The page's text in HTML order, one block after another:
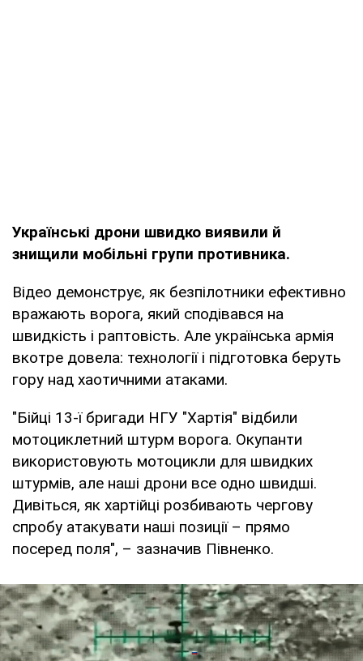
Українські дрони швидко виявили й
знищили мобільні групи противника.
Відео демонструє, як безпілотники ефективно
вражають ворога, який сподівався на
швидкість і раптовість. Але українська армія
вкотре довела: технології і підготовка беруть
гору над хаотичними атаками.
"Бійці 13-ї бригади НГУ "Хартія" відбили
мотоциклетний штурм ворога. Окупанти
використовують мотоцикли для швидких
штурмів, але наші дрони все одно швидші.
Дивіться, як хартійці розбивають чергову
спробу атакувати наші позиції – прямо
посеред поля", – зазначив Півненко.